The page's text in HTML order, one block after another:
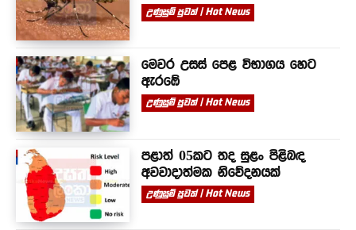
උණුසුම් පුවත් | Hot News
මෙවර උසස් පෙළ විභාගය හෙට
ඇරඹේ
උණුසුම් පුවත් | Hot News
පළාත් 05කට තද සුළං පිළිබඳ
අවවාදාත්මක නිවේදනයක්
උණුසුම් පුවත් | Hot News